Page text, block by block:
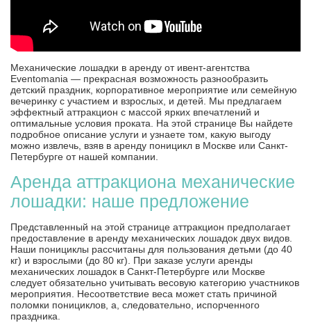
Механические лошадки в аренду от ивент-агентства
Eventomania — прекрасная возможность разнообразить
детский праздник, корпоративное мероприятие или семейную
вечеринку с участием и взрослых, и детей. Мы предлагаем
эффектный аттракцион с массой ярких впечатлений и
оптимальные условия проката. На этой странице Вы найдете
подробное описание услуги и узнаете том, какую выгоду
можно извлечь, взяв в аренду поницикл в Москве или Санкт-
Петербурге от нашей компании.
Аренда аттракциона механические
лошадки: наше предложение
Представленный на этой странице аттракцион предполагает
предоставление в аренду механических лошадок двух видов.
Наши понициклы рассчитаны для пользования детьми (до 40
кг) и взрослыми (до 80 кг). При заказе услуги аренды
механических лошадок в Санкт-Петербурге или Москве
следует обязательно учитывать весовую категорию участников
мероприятия. Несоответствие веса может стать причиной
поломки понициклов, а, следовательно, испорченного
праздника.